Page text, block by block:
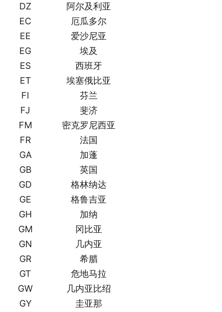
DZ
阿尔及利亚
EC
厄瓜多尔
EE
爱沙尼亚
EG
埃及
ES
西班牙
ET
埃塞俄比亚
FI
芬兰
FJ
斐济
FM
密克罗尼西亚
FR
法国
GA
加蓬
GB
英国
GD
格林纳达
GE
格鲁吉亚
GH
加纳
GM
冈比亚
GN
几内亚
GR
希腊
GT
危地马拉
GW
几内亚比绍
GY
圭亚那